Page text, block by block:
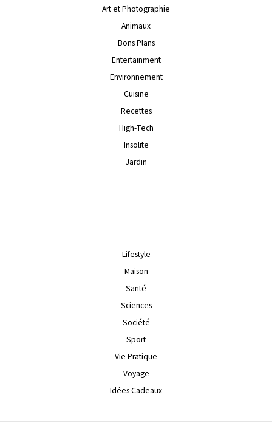
Art et Photographie
Animaux
Bons Plans
Entertainment
Environnement
Cuisine
Recettes
High-Tech
Insolite
Jardin
Lifestyle
Maison
Santé
Sciences
Société
Sport
Vie Pratique
Voyage
Idées Cadeaux